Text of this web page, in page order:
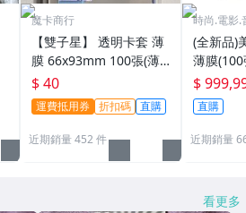
魔卡商行
【雙子星】 透明卡套 薄
膜 66x93mm 100張(薄)
適用 BBM MLB Topps C
PBL 球員卡
$ 40
運費抵用券 折扣碼 直購
近期銷量 452 件
時尚.電影.
(全新品)
薄膜
次到貨
$
直購
近期銷量
看更多